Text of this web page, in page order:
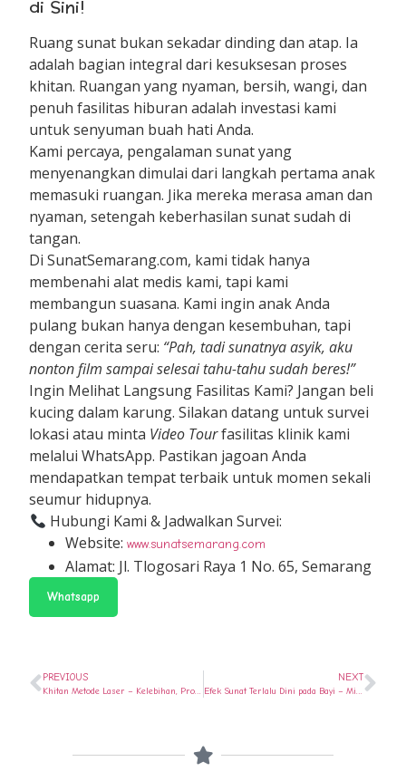
di Sini!
Ruang sunat bukan sekadar dinding dan atap. Ia
adalah bagian integral dari kesuksesan proses
khitan. Ruangan yang nyaman, bersih, wangi, dan
penuh fasilitas hiburan adalah investasi kami
untuk senyuman buah hati Anda.
Kami percaya, pengalaman sunat yang
menyenangkan dimulai dari langkah pertama anak
memasuki ruangan. Jika mereka merasa aman dan
nyaman, setengah keberhasilan sunat sudah di
tangan.
Di SunatSemarang.com, kami tidak hanya
membenahi alat medis kami, tapi kami
membangun suasana. Kami ingin anak Anda
pulang bukan hanya dengan kesembuhan, tapi
dengan cerita seru: “Pah, tadi sunatnya asyik, aku
nonton film sampai selesai tahu-tahu sudah beres!”
Ingin Melihat Langsung Fasilitas Kami? Jangan beli
kucing dalam karung. Silakan datang untuk survei
lokasi atau minta Video Tourfasilitas klinik kami
melalui WhatsApp. Pastikan jagoan Anda
mendapatkan tempat terbaik untuk momen sekali
seumur hidupnya.
Hubungi Kami & Jadwalkan Survei:
Website:www.sunatsemarang.com
Alamat: Jl. Tlogosari Raya 1 No. 65, Semarang
Whatsapp
PREVIOUS NEXT